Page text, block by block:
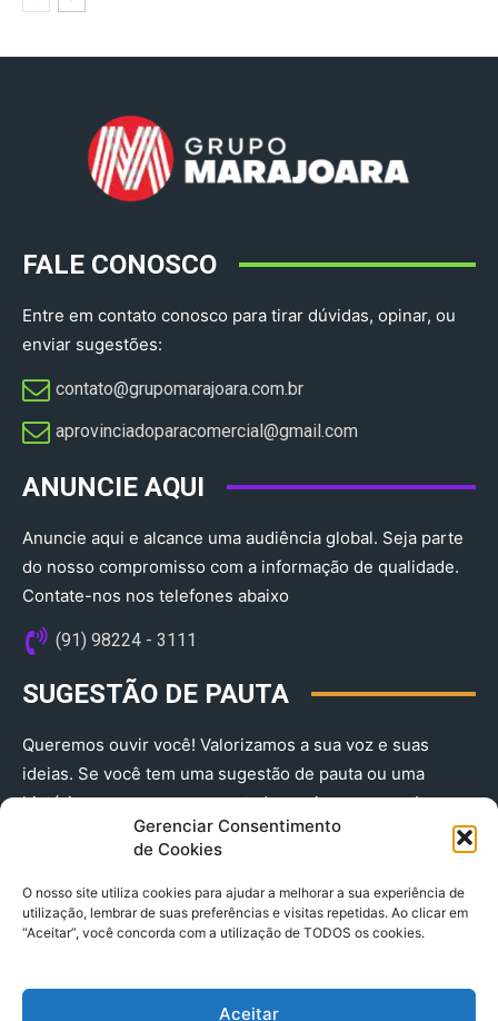
Gerenciar Consentimento
de Cookies
O nosso site utiliza cookies para ajudar a melhorar a sua experiência de
utilização, lembrar de suas preferências e visitas repetidas. Ao clicar em
“Aceitar”, você concorda com a utilização de TODOS os cookies.
Aceitar
FALE CONOSCO
Entre em contato conosco para tirar dúvidas, opinar, ou
enviar sugestões:
contato@grupomarajoara.com.br
aprovinciadoparacomercial@gmail.com​
ANUNCIE AQUI
Anuncie aqui e alcance uma audiência global. Seja parte
do nosso compromisso com a informação de qualidade.
Contate-nos nos telefones abaixo
(91) 98224 - 3111
SUGESTÃO DE PAUTA
Queremos ouvir você! Valorizamos a sua voz e suas
ideias. Se você tem uma sugestão de pauta ou uma
história que merece ser contada, envie-nos agora!
(91) 98224 - 3111